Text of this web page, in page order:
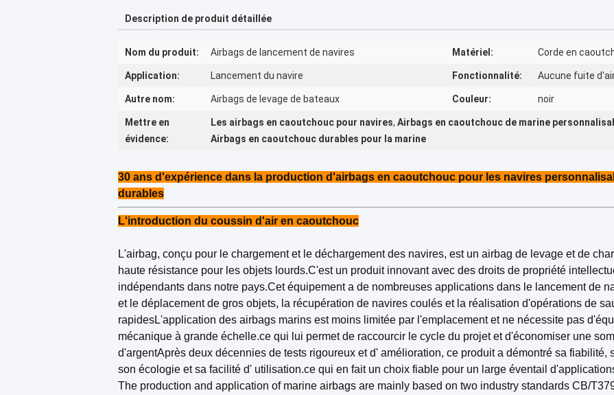
Description de produit détaillée
Nom du produit: Airbags de lancement de navires Matériel: Corde en
Application: Lancement du navire Fonctionnalité: Aucune fuite
Autre nom: Airbags de levage de bateaux Couleur: noir
Mettre en
évidence:
Les airbags en caoutchouc pour navires, Airbags en caoutchouc de marine
Airbags en caoutchouc durables pour la marine
30 ans d'expérience dans la production d'airbags en caoutchouc pour les navires
durables
L'introduction du coussin d'air en caoutchouc
L'airbag, conçu pour le chargement et le déchargement des navires, est un airbag de levage et de
haute résistance pour les objets lourds.C'est un produit innovant avec des droits de propriété
indépendants dans notre pays.Cet équipement a de nombreuses applications dans le lancement de
et le déplacement de gros objets, la récupération de navires coulés et la réalisation d'opérations de
rapidesL'application des airbags marins est moins limitée par l'emplacement et ne nécessite pas
mécanique à grande échelle.ce qui lui permet de raccourcir le cycle du projet et d'économiser une
d'argentAprès deux décennies de tests rigoureux et d' amélioration, ce produit a démontré sa fiabilité,
son écologie et sa facilité d' utilisation.ce qui en fait un choix fiable pour un large éventail
The production and application of marine airbags are mainly based on two industry standards CB/